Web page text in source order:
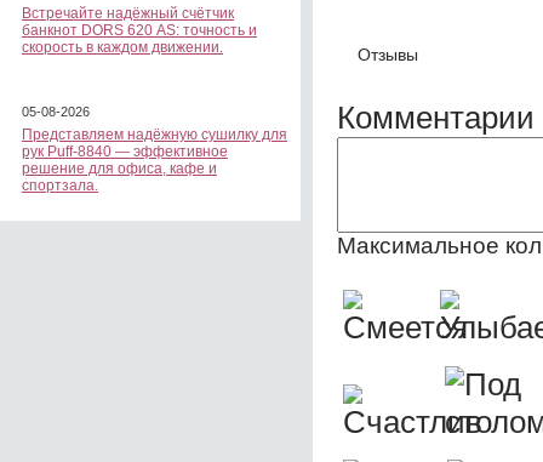
Встречайте надёжный счётчик
банкнот DORS 620 АS: точность и
скорость в каждом движении.
05-08-2026
Представляем надёжную сушилку для
рук Puff-8840 — эффективное
решение для офиса, кафе и
спортзала.
Отзывы
Комментарии
Максимальное